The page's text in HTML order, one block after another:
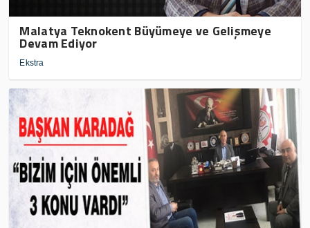
Malatya Teknokent Büyümeye ve Gelişmeye
Devam Ediyor
Ekstra